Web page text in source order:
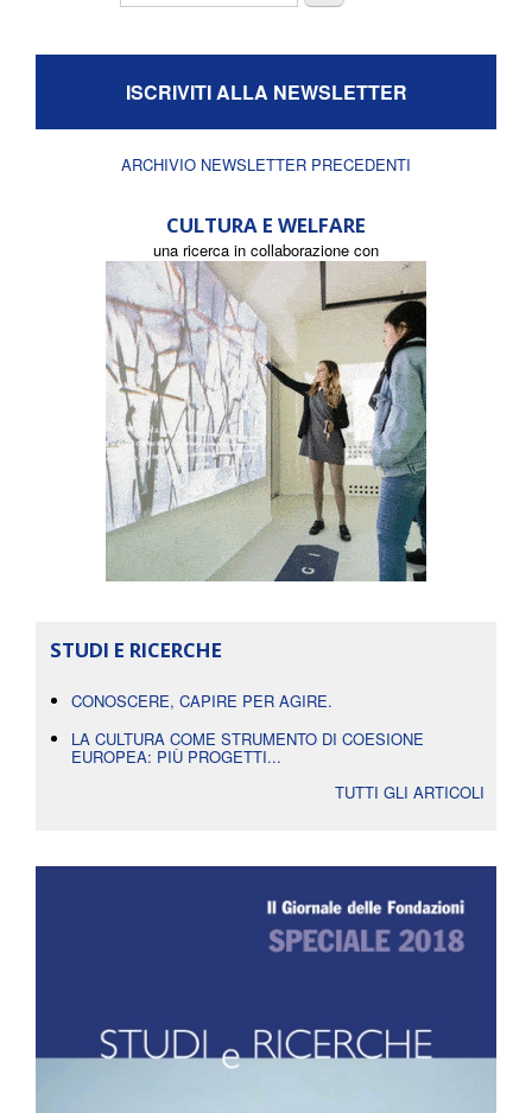
ISCRIVITI ALLA NEWSLETTER
ARCHIVIO NEWSLETTER PRECEDENTI
CULTURA E WELFARE
una ricerca in collaborazione con
STUDI E RICERCHE
CONOSCERE, CAPIRE PER AGIRE.
LA CULTURA COME STRUMENTO DI COESIONE
EUROPEA: PIÙ PROGETTI...
TUTTI GLI ARTICOLI